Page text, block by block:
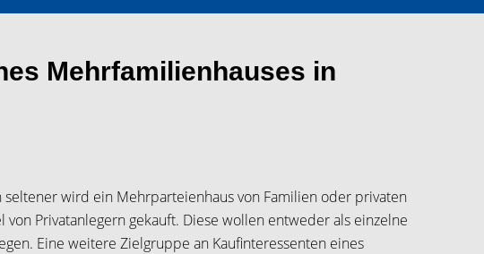
Mehrfamilienhauses in
wird ein Mehrparteienhaus von Familien oder privaten
Privatanlegern gekauft. Diese wollen entweder als einzelne
Eine weitere Zielgruppe an Kaufinteressenten eines